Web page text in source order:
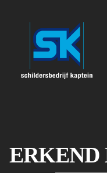
ERKEND